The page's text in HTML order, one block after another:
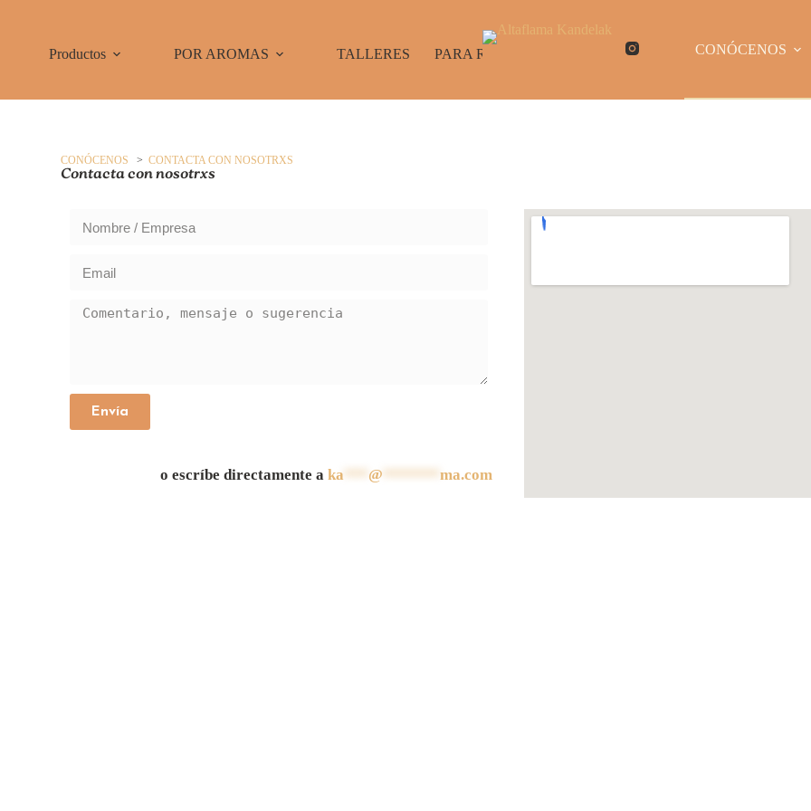
Productos POR AROMAS TALLERES PARA REGALAR CONÓCENOS
CONÓCENOS >CONTACTA CON NOSOTRXS
Contacta con nosotrxs
Envía
o escríbe directamente aka @ *******ma.com